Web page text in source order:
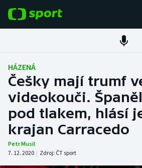
Fotbal
Hokej
Tenis
Atletika
HÁZENÁ
Češky mají trumf
videokouči.
pod tlakem, hlásí
krajan Carracedo
Petr Musil
7. 12. 2020 | Zdroj: ČT sport